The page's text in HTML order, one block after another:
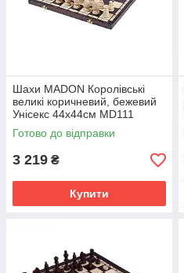
Шахи MADON Королівські
великі коричневий, бежевий
Унісекс 44х44см MD111
Готово до відправки
3 219 ₴
Купити